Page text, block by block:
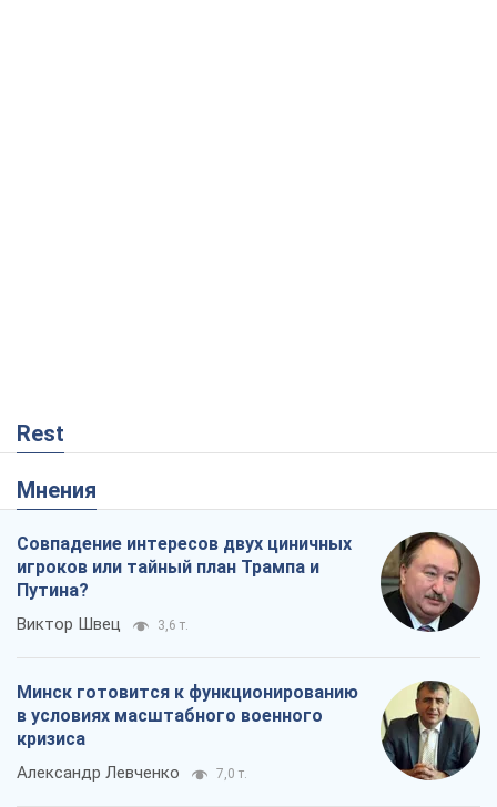
Rest
Мнения
Совпадение интересов двух циничных
игроков или тайный план Трампа и
Путина?
Виктор Швец 3,6 т.
Минск готовится к функционированию
в условиях масштабного военного
кризиса
Александр Левченко 7,0 т.